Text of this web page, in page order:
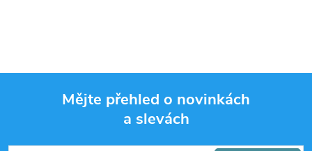
Mějte přehled o novinkách
a slevách